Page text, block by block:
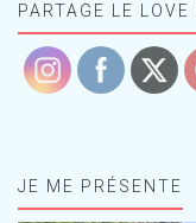
PARTAGE LE LOVE
JE ME PRÉSENTE